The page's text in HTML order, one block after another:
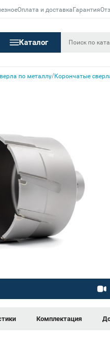
Оплата и доставкаГарантия
Каталог
по металлу/Корончатые
Комплектация